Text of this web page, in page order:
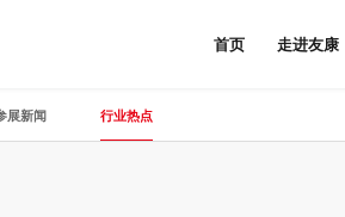
首页 走进友康
展新闻 行业热点